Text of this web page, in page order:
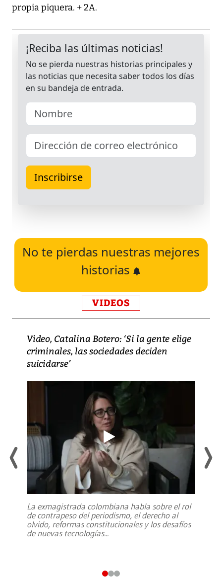
propia piquera. + 2A.
No te pierdas nuestras mejores
historias
VIDEOS
Video, Catalina Botero: ‘Si la gente elige
criminales, las sociedades deciden
suicidarse’
La exmagistrada colombiana habla sobre el rol
de contrapeso del periodismo, el derecho al
olvido, reformas constitucionales y los desafíos
de nuevas tecnologías...